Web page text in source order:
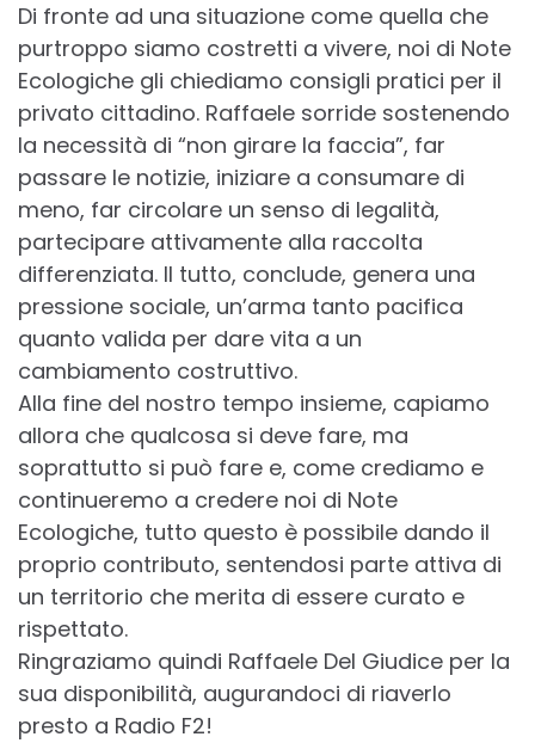
Di fronte ad una situazione come quella che
purtroppo siamo costretti a vivere, noi di Note
Ecologiche gli chiediamo consigli pratici per il
privato cittadino. Raffaele sorride sostenendo
la necessità di “non girare la faccia”, far
passare le notizie, iniziare a consumare di
meno, far circolare un senso di legalità,
partecipare attivamente alla raccolta
differenziata. Il tutto, conclude, genera una
pressione sociale, un’arma tanto pacifica
quanto valida per dare vita a un
cambiamento costruttivo.
Alla fine del nostro tempo insieme, capiamo
allora che qualcosa si deve fare, ma
soprattutto si può fare e, come crediamo e
continueremo a credere noi di Note
Ecologiche, tutto questo è possibile dando il
proprio contributo, sentendosi parte attiva di
un territorio che merita di essere curato e
rispettato.
Ringraziamo quindi Raffaele Del Giudice per la
sua disponibilità, augurandoci di riaverlo
presto a Radio F2!